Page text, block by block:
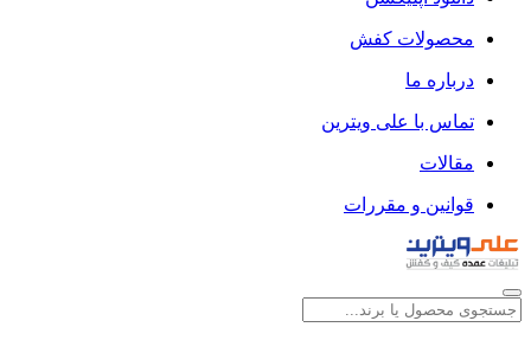
محصولات کفش
درباره ما
تماس با علی ویترین
مقالات
قوانین و مقررات